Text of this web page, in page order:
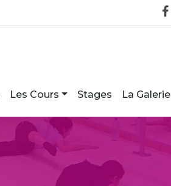
Les Cours Stages La Galerie